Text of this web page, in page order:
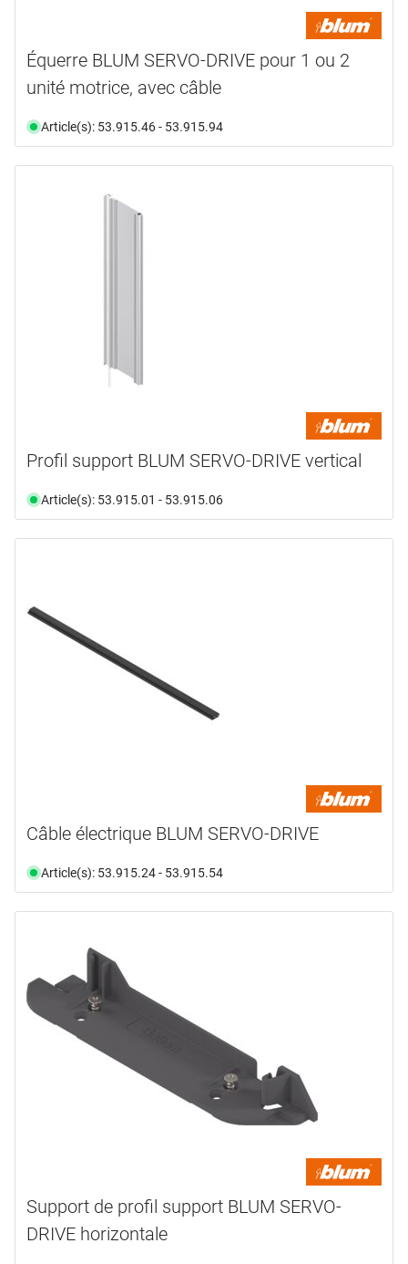
Équerre BLUM SERVO-DRIVE pour 1 ou 2
unité motrice, avec câble
Article(s): 53.915.46 - 53.915.94
Profil support BLUM SERVO-DRIVE vertical
Article(s): 53.915.01 - 53.915.06
Câble électrique BLUM SERVO-DRIVE
Article(s): 53.915.24 - 53.915.54
Support de profil support BLUM SERVO-
DRIVE horizontale